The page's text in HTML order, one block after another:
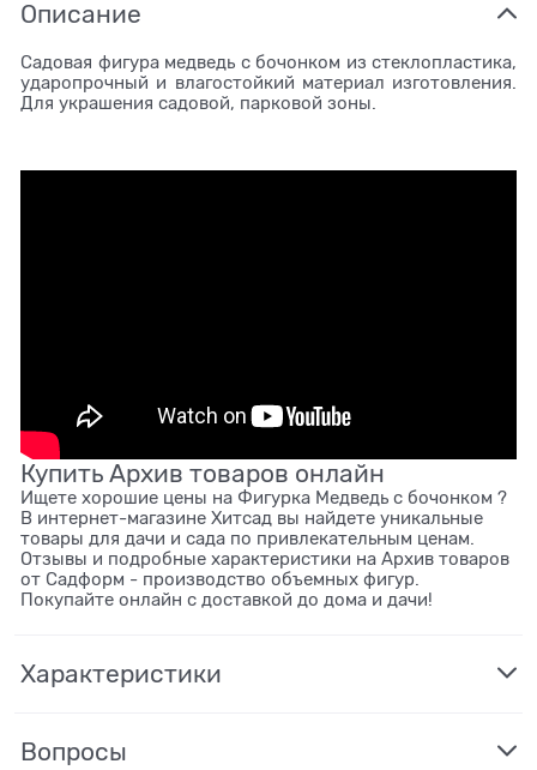
Описание
Садовая фигура медведь с бочонком из стеклопластика,
ударопрочный и влагостойкий материал изготовления.
Для украшения садовой, парковой зоны.
Купить Архив товаров онлайн
Ищете хорошие цены на Фигурка Медведь с бочонком ?
В интернет-магазине Хитсад вы найдете уникальные
товары для дачи и сада по привлекательным ценам.
Отзывы и подробные характеристики на Архив товаров
от Садформ - производство объемных фигур.
Покупайте онлайн с доставкой до дома и дачи!
Характеристики
Вопросы